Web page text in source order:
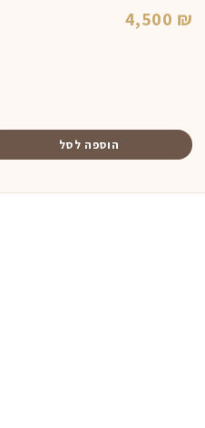
4,500 ₪
הוספה לסל